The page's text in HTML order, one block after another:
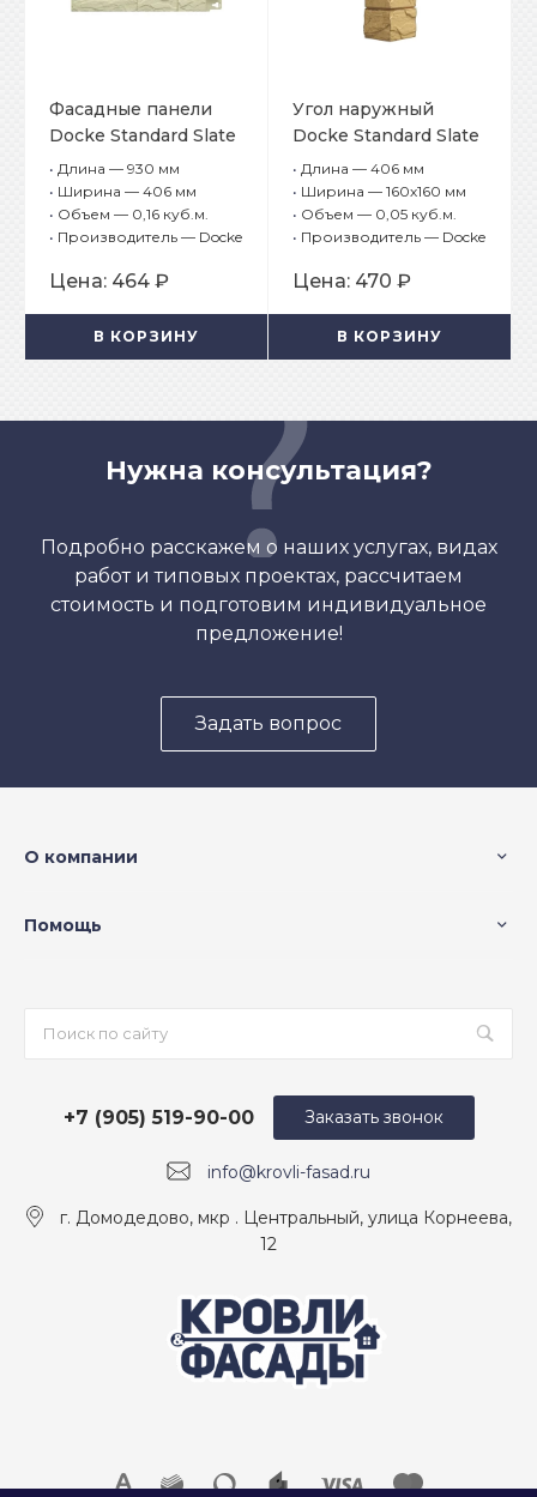
Фасадные панели
Docke Standard Slate
(Сланец) Шамони
• Длина — 930 мм
• Ширина — 406 мм
• Объем — 0,16 куб.м.
• Производитель — Docke
Цена: 464 ₽
В КОРЗИНУ
Угол наружный
Docke Standard Slate
(Сланец) Церматт
• Длина — 406 мм
• Ширина — 160х160 мм
• Объем — 0,05 куб.м.
• Производитель — Docke
Цена: 470 ₽
В КОРЗИНУ
Нужна консультация?
Подробно расскажем о наших услугах, видах
работ и типовых проектах, рассчитаем
стоимость и подготовим индивидуальное
предложение!
Задать вопрос
О компании
Помощь
info@krovli-fasad.ru
+7 (905) 519-90-00
г. Домодедово, мкр . Центральный, улица Корнеева,
12
Заказать звонок